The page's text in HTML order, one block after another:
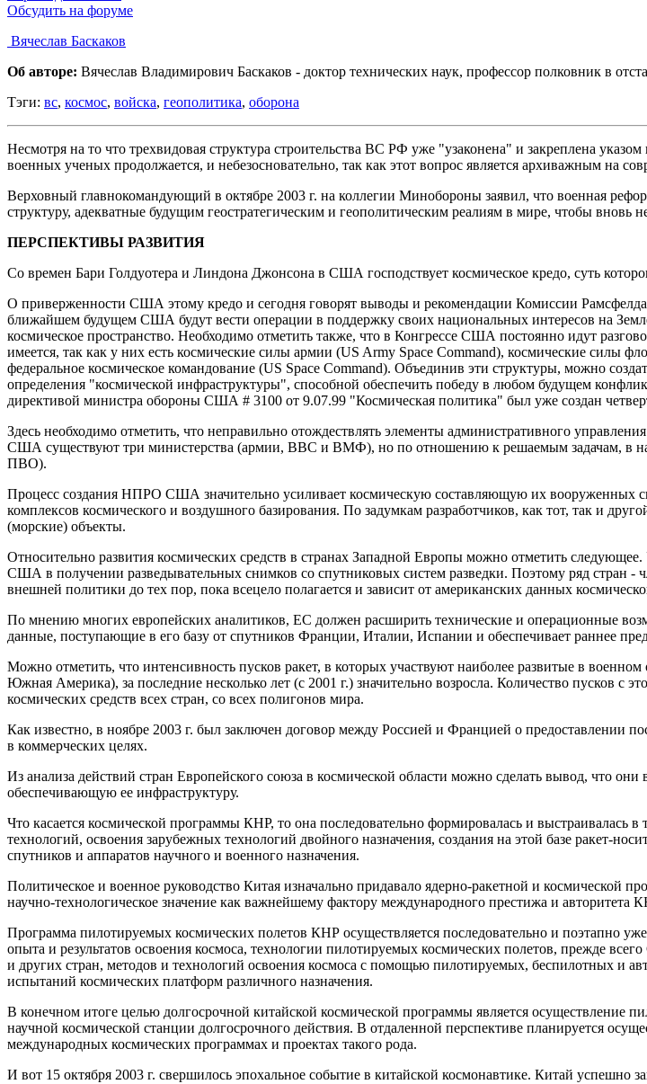
Обсудить на форуме
Вячеслав Баскаков
Об авторе: Вячеслав Владимирович Баскаков - доктор технических наук, профессор полковник в
Тэги: вс, космос, войска, геополитика, оборона
Несмотря на то что трехвидовая структура строительства ВС РФ уже "узаконена" и закреплена
военных ученых продолжается, и небезосновательно, так как этот вопрос является архиважным на
Верховный главнокомандующий в октябре 2003 г. на коллегии Минобороны заявил, что военная
структуру, адекватные будущим геостратегическим и геополитическим реалиям в мире, чтобы
ПЕРСПЕКТИВЫ РАЗВИТИЯ
Со времен Бари Голдуотера и Линдона Джонсона в США господствует космическое кредо, суть
О приверженности США этому кредо и сегодня говорят выводы и рекомендации Комиссии
ближайшем будущем США будут вести операции в поддержку своих национальных интересов на
космическое пространство. Необходимо отметить также, что в Конгрессе США постоянно идут
имеется, так как у них есть космические силы армии (US Army Space Command), космические силы
федеральное космическое командование (US Space Command). Объединив эти структуры, можно
определения "космической инфраструктуры", способной обеспечить победу в любом будущем
директивой министра обороны США # 3100 от 9.07.99 "Космическая политика" был уже создан
Здесь необходимо отметить, что неправильно отождествлять элементы административного
США существуют три министерства (армии, ВВС и ВМФ), но по отношению к решаемым
ПВО).
Процесс создания НПРО США значительно усиливает космическую составляющую их вооруженных
комплексов космического и воздушного базирования. По задумкам разработчиков, как тот, так и
(морские) объекты.
Относительно развития космических средств в странах Западной Европы можно отметить
США в получении разведывательных снимков со спутниковых систем разведки. Поэтому ряд стран -
внешней политики до тех пор, пока всецело полагается и зависит от американских данных
По мнению многих европейских аналитиков, ЕС должен расширить технические и операционные
данные, поступающие в его базу от спутников Франции, Италии, Испании и обеспечивает раннее
Можно отметить, что интенсивность пусков ракет, в которых участвуют наиболее развитые в
Южная Америка), за последние несколько лет (с 2001 г.) значительно возросла. Количество пусков с
космических средств всех стран, со всех полигонов мира.
Как известно, в ноябре 2003 г. был заключен договор между Россией и Францией о предоставлении
в коммерческих целях.
Из анализа действий стран Европейского союза в космической области можно сделать вывод, что
обеспечивающую ее инфраструктуру.
Что касается космической программы КНР, то она последовательно формировалась и выстраивалась
технологий, освоения зарубежных технологий двойного назначения, создания на этой базе ракет-
спутников и аппаратов научного и военного назначения.
Политическое и военное руководство Китая изначально придавало ядерно-ракетной и космической
научно-технологическое значение как важнейшему фактору международного престижа и авторитета
Программа пилотируемых космических полетов КНР осуществляется последовательно и поэтапно
опыта и результатов освоения космоса, технологии пилотируемых космических полетов, прежде
и других стран, методов и технологий освоения космоса с помощью пилотируемых, беспилотных и
испытаний космических платформ различного назначения.
В конечном итоге целью долгосрочной китайской космической программы является осуществление
научной космической станции долгосрочного действия. В отдаленной перспективе планируется
международных космических программах и проектах такого рода.
И вот 15 октября 2003 г. свершилось эпохальное событие в китайской космонавтике. Китай успешно